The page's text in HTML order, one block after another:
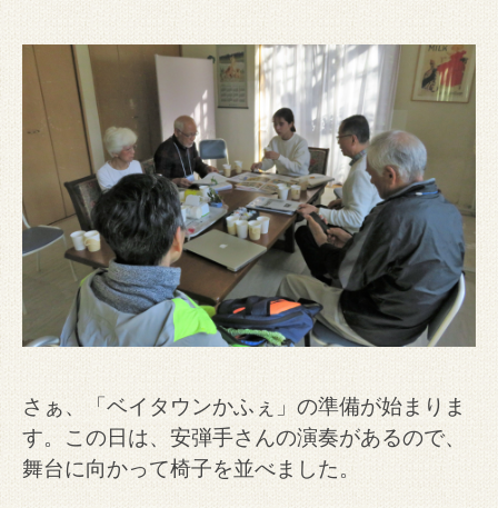
さぁ、「ベイタウンかふぇ」の準備が始まりま
す。この日は、安弾手さんの演奏があるので、
舞台に向かって椅子を並べました。